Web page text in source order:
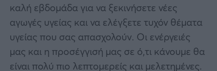
καλή εβδομάδα για να ξεκινήσετε νέες
αγωγές υγείας και να ελέγξετε τυχόν θέματα
υγείας που σας απασχολούν. Οι ενέργειές
μας και η προσέγγισή μας σε ό,τι κάνουμε θα
είναι πολύ πιο λεπτομερείς και μελετημένες.